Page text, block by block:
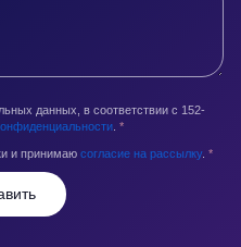
данных, в соответствии с 152-
. *
и принимаю согласие на рассылку. *